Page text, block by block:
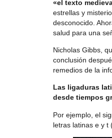
«el texto
estrellas y
desconocido.
salud para una
Nicholas Gibbs,
conclusión
remedios de la
Las ligaduras
desde tiempos
Por ejemplo, el
letras latinas e y t